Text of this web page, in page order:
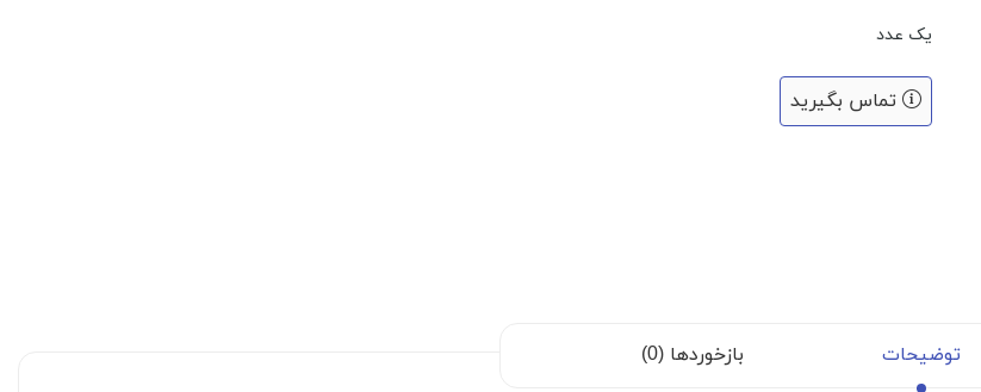
یک عدد
تماس بگیرید
توضیحات بازخوردها (0)